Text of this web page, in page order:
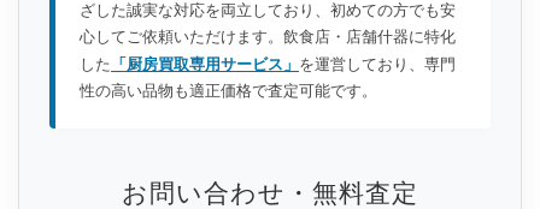
ざした誠実な対応を両立しており、初めての方でも安
心してご依頼いただけます。飲食店・店舗什器に特化
した 「厨房買取専用サービス」 を運営しており、専門
性の高い品物も適正価格で査定可能です。
お問い合わせ・無料査定